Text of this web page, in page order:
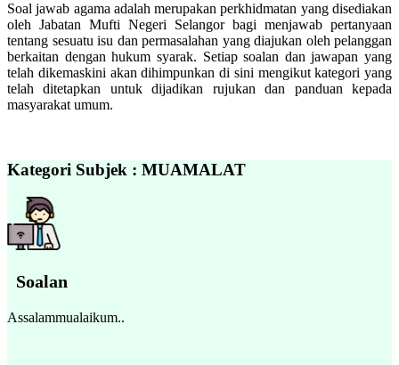
Soal jawab agama adalah merupakan perkhidmatan yang disediakan
oleh Jabatan Mufti Negeri Selangor bagi menjawab pertanyaan
tentang sesuatu isu dan permasalahan yang diajukan oleh pelanggan
berkaitan dengan hukum syarak. Setiap soalan dan jawapan yang
telah dikemaskini akan dihimpunkan di sini mengikut kategori yang
telah ditetapkan untuk dijadikan rujukan dan panduan kepada
masyarakat umum.
Kategori Subjek : MUAMALAT
Soalan
Assalammualaikum..